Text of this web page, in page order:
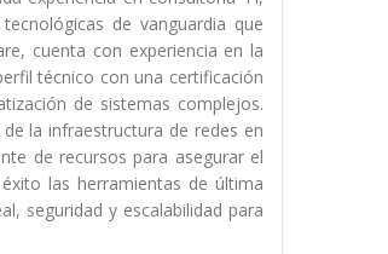
de vanguardia que
cuenta con experiencia en la
técnico con una certificación
de sistemas complejos.
la infraestructura de redes en
de recursos para asegurar el
las herramientas de última
seguridad y escalabilidad para